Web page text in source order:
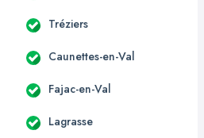
Tréziers
Caunettes-en-Val
Fajac-en-Val
Lagrasse